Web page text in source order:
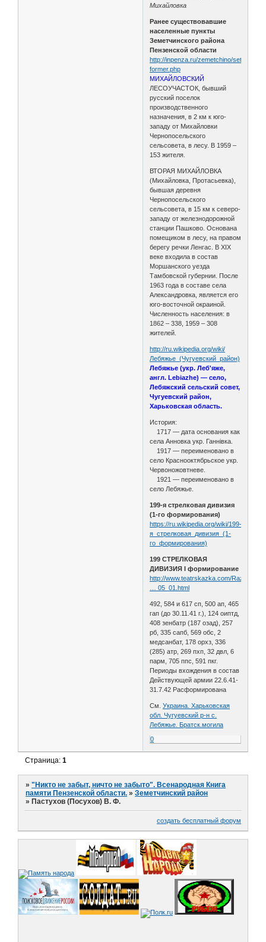
Михайловка
Ранее существовавшие
населенные пункты
Земетчинского района
Пензенской области
http://inpenza.ru/zemetchino/
former.php
МИХАЙЛОВСКИЙ
ЛЕСОУЧАСТОК, бывший
русский поселок
производственного
назначения, в 2 км к юго-
западу от Михайловки
Чернопосельского
сельсовета, в лесу. В 1959 –
153 жителя.
ВТОРАЯ МИХАЙЛОВКА
(Михайловка, Протасьевка),
бывшая деревня
Чернопосельского
сельсовета, в 15 км к северо-
западу от железнодорожной
станции Пашково. Основана
помещиком в лесу, на правом
берегу речки Ленгас. В XIX
веке входила в состав
Моршанского уезда
Тамбовской губернии. После
1963 года в составе села
Александровка, является его
юго-восточной окраиной.
Численность населения: в
1862 – 338, 1959 – 308
жителей.
http://ru.wikipedia.org/wiki/
Лебяжье_(Чугуевский_район)
Лебяжье (укр. Леб'яже,
англ. Lebiazhe) — село,
Лебяжский сельский совет,
Чугуевский район,
Харьковская область.
История:
1717 — дата основания как
села Анновка укр. Ганнівка.
1917 — переименовано в
село Краснооктябрьское укр.
Червоножовтневе.
1921 — переименовано в
село Лебяжье.
199-я стрелковая дивизия
(1-го формирования)
https://ru.wikipedia.org/wiki/199-
я_стрелковая_дивизия_(1-
го_формирования)
199 СТРЕЛКОВАЯ
ДИВИЗИЯ I формирование
http://www.teatrskazka.com/Raznoe/
… 05_01.html
492, 584 и 617 сп, 500 ап, 465
гап (до 30.11.41 г.), 124 оиптд,
408 зенбатр (187 озад), 257
рб, 335 сапб, 569 обс, 2
медсанбат, 178 орхз, 336
(285) атр, 269 пхп, 32 двл, 6
парм, 705 ппс, 591 пкг.
Периоды вхождения в состав
Действующей армии 22.6.41-
31.7.42 Расформирована
См.Украина. Харьковская
обл. Чугуевский р-н с.
Лебяжье. Братск.могила
0
Страница:1
»"Никто не забыт, ничто не забыто". Всенародная Книга
памяти Пензенской области. »Земетчинский район
» Пастухов (Посухов) В. Ф.
создать бесплатный форум